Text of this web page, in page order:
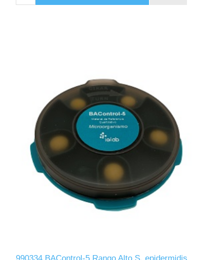
990334 BAControl-5 Rango Alto S. epidermidis